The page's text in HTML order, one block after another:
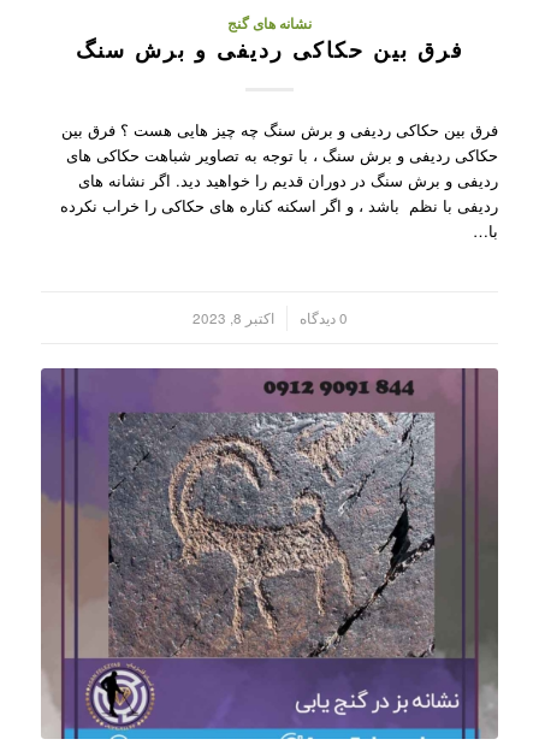
نشانه های گنج
فرق بین حکاکی ردیفی و برش سنگ
فرق بین حکاکی ردیفی و برش سنگ چه چیز هایی هست ؟ فرق بین
حکاکی ردیفی و برش سنگ ، با توجه به تصاویر شباهت حکاکی های
ردیفی و برش سنگ در دوران قدیم را خواهید دید. اگر نشانه های
ردیفی با نظم باشد ، و اگر اسکنه کناره های حکاکی را خراب نکرده
با…
0 دیدگاه اکتبر 8, 2023